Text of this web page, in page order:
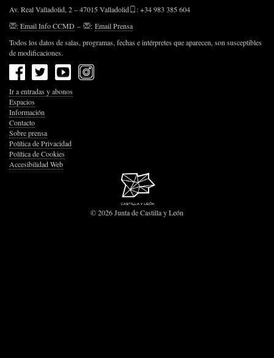
Av. Real Valladolid, 2 – 47015 Valladolid
: +34 983 385 604
:Email Info CCMD – : Email Prensa
Todos los datos de salas, programas, fechas e intérpretes que aparecen, son susceptibles
de modificaciones.
Ir a entradas y abonos
Espacios
Información
Contacto
Sobre prensa
Política de Privacidad
Política de Cookies
Accesibilidad Web
© 2026 Junta de Castilla y León